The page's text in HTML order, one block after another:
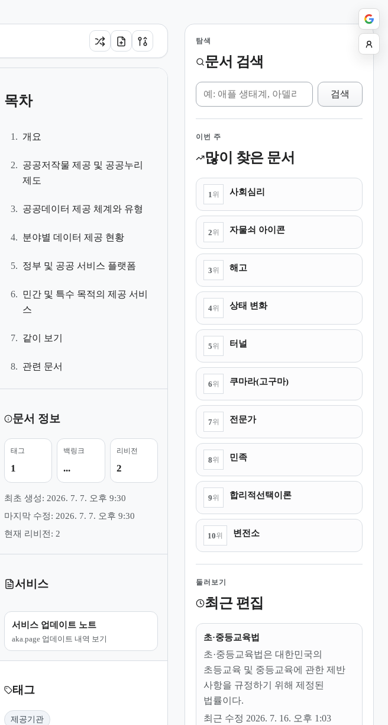
목차
1. 개요
2. 공공저작물 제공 및 공공누리
제도
3. 공공데이터 제공 체계와 유형
4. 분야별 데이터 제공 현황
5. 정부 및 공공 서비스 플랫폼
6. 민간 및 특수 목적의 제공 서비
스
7. 같이 보기
8. 관련 문서
문서 정보
태그
1
백링크
...
리비전
2
최초 생성: 2026. 7. 7. 오후 9:30
마지막 수정: 2026. 7. 7. 오후 9:30
현재 리비전: 2
서비스
서비스 업데이트 노트
aka.page 업데이트 내역 보기
태그
제공기관
탐색
문서 검색
위키 검색
검색
이번 주
많이 찾은 문서
1 위 사회심리
2위 자물쇠 아이콘
3위 해고
4위 상태 변화
5위 터널
6위 쿠마라(고구마)
7위 전문가
8위 민족
9위 합리적선택이론
10위 변전소
둘러보기
최근 편집
초·중등교육법
초·중등교육법은 대한민국의
초등교육 및 중등교육에 관한 제반
사항을 규정하기 위해 제정된
법률이다.
최근 수정 2026. 7. 16. 오후 1:03